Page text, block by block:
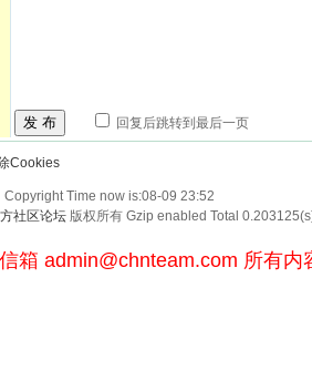
发 布 回复后跳转到最后一页
Cookies
Copyright Time now is:08-09 23:52
社区论坛 版权所有 Gzip enabled Total
箱 admin@chnteam.com 所有内